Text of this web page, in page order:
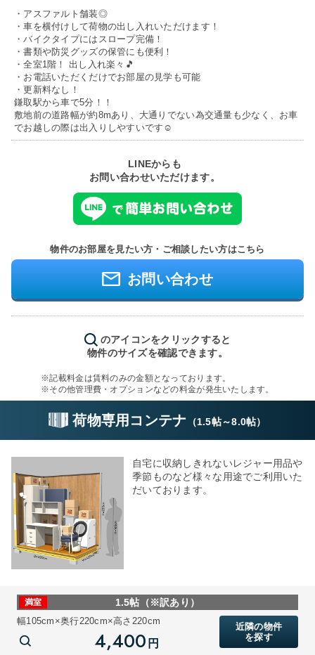
・アスファルト舗装◎
・車を横付けして荷物の出し入れいただけます！
・バイクタイプにはスロープ完備！
・書類や防災グッズの保管にも便利！
・全室1階！ 出し入れ楽々🎵
・お電話いただくだけでお部屋の見学も可能
・更新料なし！
鎌取駅から車で5分！！
敷地前の道路幅が約8mあり、大通りでない為交通量も少なく、お車
でお越しの際は出入りしやすいです☺
LINEからも
お問い合わせいただけます。
物件のお部屋を見たい方・ご相談したい方はこちら
お問い合わせ
のアイコンをクリックすると
物件のサイズを確認できます。
※記載料金は賃料のみの金額となっております。
※その他管理費・オプションなどの料金が発生いたします。
荷物専用コンテナ （1.5帖～8.0帖）
自宅に収納しきれないレジャー用品や
季節ものなど様々な用途でご利用いた
だいております。
1.5帖（※訳あり）
幅105cm×奥行220cm×高さ220cm
満室
4,400 円
近隣の物件
を探す